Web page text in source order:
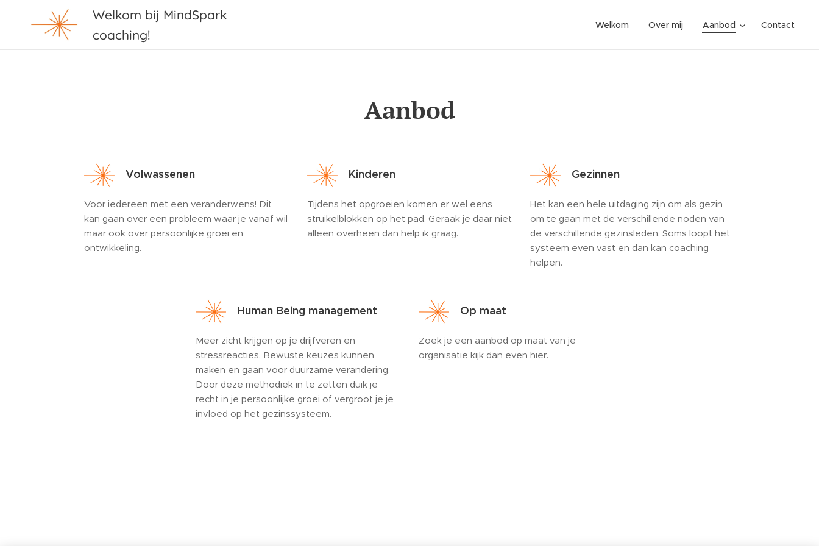
Welkom bij MindSpark
coaching!
Welkom Over mij Aanbod Contact
Aanbod
Volwassenen
Voor iedereen met een veranderwens! Dit
kan gaan over een probleem waar je vanaf wil
maar ook over persoonlijke groei en
ontwikkeling.
Kinderen
Tijdens het opgroeien komen er wel eens
struikelblokken op het pad. Geraak je daar niet
alleen overheen dan help ik graag.
Gezinnen
Het kan een hele uitdaging zijn om als gezin
om te gaan met de verschillende noden van
de verschillende gezinsleden. Soms loopt het
systeem even vast en dan kan coaching
helpen.
Human Being management
Meer zicht krijgen op je drijfveren en
stressreacties. Bewuste keuzes kunnen
maken en gaan voor duurzame verandering.
Door deze methodiek in te zetten duik je
recht in je persoonlijke groei of vergroot je je
invloed op het gezinssysteem.
Op maat
Zoek je een aanbod op maat van je
organisatie kijk dan even hier.